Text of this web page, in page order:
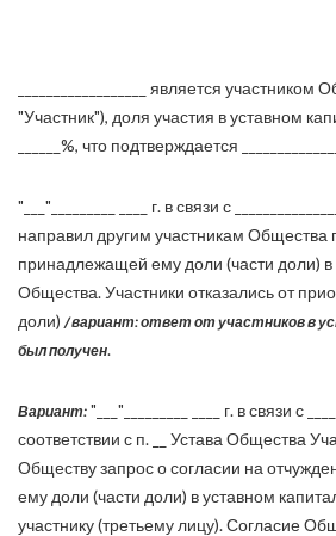
__________________ является
"Участник"), доля участия в уставном
______%, что подтверждается
"___"_________ ____ г. в связи с
направил другим участникам Общества
принадлежащей ему доли (части доли) в
Общества. Участники отказались от
доли) / вариант: ответ от участников в
был получен.
Вариант: "___"_________ ____ г. в связи с
соответствии с п. __ Устава Общества
Обществу запрос о согласии на
ему доли (части доли) в уставном
участнику (третьему лицу). Согласие